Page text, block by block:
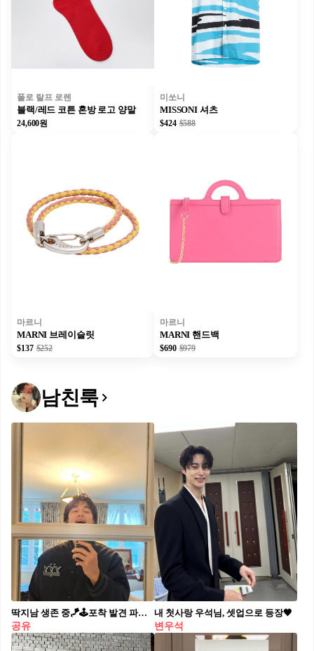
폴로 랄프 로렌
블랙/레드 코튼 혼방 로고 양말
24,600원
미쏘니
MISSONI 셔츠
$424 $588
마르니
MARNI 브레이슬릿
$137 $252
마르니
MARNI 핸드백
$690 $979
남친룩
딱지남 생존 중🪁🕹️포착 발견 파리 루이비통 쇼 이모저모🇫🇷❤️공유를 @공유합니다
공유
내 첫사랑 우석님, 셋업으로 등장🖤
변우석